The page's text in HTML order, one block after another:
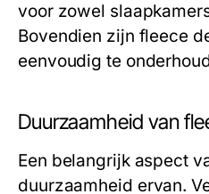
voor zowel
Bovendien zijn fleece
eenvoudig te
Duurzaamheid van
Een belangrijk aspect
duurzaamheid ervan.